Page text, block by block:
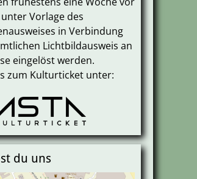
Vorlage des
in Verbindung
Lichtbildausweis an
eingelöst werden.
zum Kulturticket unter:
du uns